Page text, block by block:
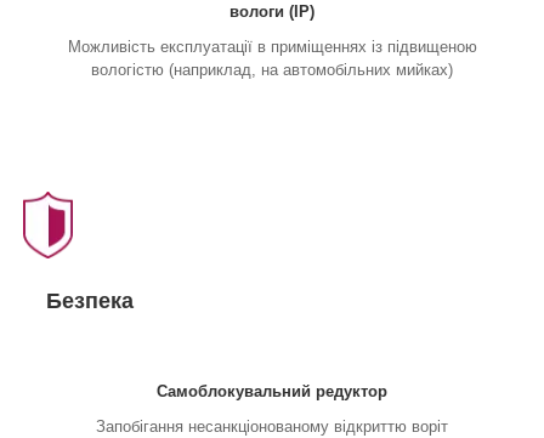
вологи (IP)
Можливість експлуатації в приміщеннях із підвищеною
вологістю (наприклад, на автомобільних мийках)
Безпека
Самоблокувальний редуктор
Запобігання несанкціонованому відкриттю воріт